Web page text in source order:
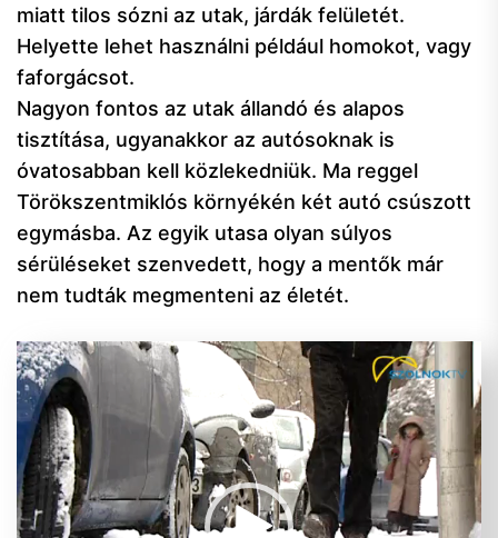
miatt tilos sózni az utak, járdák felületét.
Helyette lehet használni például homokot, vagy
faforgácsot.
Nagyon fontos az utak állandó és alapos
tisztítása, ugyanakkor az autósoknak is
óvatosabban kell közlekedniük. Ma reggel
Törökszentmiklós környékén két autó csúszott
egymásba. Az egyik utasa olyan súlyos
sérüléseket szenvedett, hogy a mentők már
nem tudták megmenteni az életét.
Videólejátszó